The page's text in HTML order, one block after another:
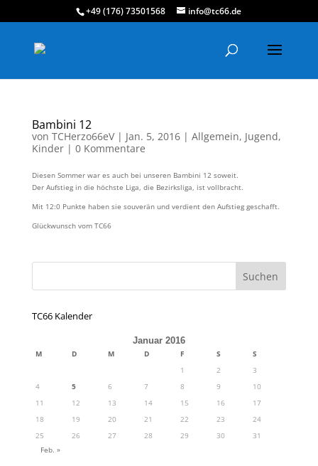
+49 (176) 73501568 info@tc66.de
Bambini 12
von TCHerzo66eV| Jan. 5, 2016| Allgemein, Jugend,
Kinder| 0 Kommentare
Diesen Sommer war es auch bei unseren Bambini 12 soweit.
Der Aufstieg in die höchste Liga, die Bezirksliga, ist vollbracht.
Mit 12:0 Punkte haben sie souverän und verdient den Aufstieg geschafft.
Glückwunsch vom TC66
TC66 Kalender
Januar 2016
M D M D F S
S
1
2
3
4
5 6 7 8 9
10
11
12 13 14 15 16
17
18
19 20 21 22 23
24
25
26 27 28 29 30
31
Feb. »